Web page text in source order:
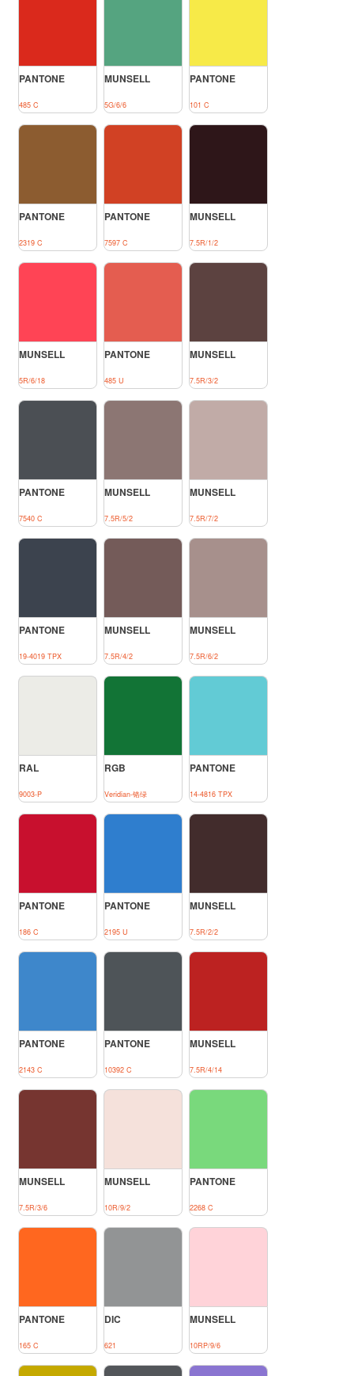
PANTONE
485 C
MUNSELL
5G/6/6
PANTONE
101 C
PANTONE
2319 C
PANTONE
7597 C
MUNSELL
7.5R/1/2
MUNSELL
5R/6/18
PANTONE
485 U
MUNSELL
7.5R/3/2
PANTONE
7540 C
MUNSELL
7.5R/5/2
MUNSELL
7.5R/7/2
PANTONE
19-4019 TPX
MUNSELL
7.5R/4/2
MUNSELL
7.5R/6/2
RAL
9003-P
RGB
Veridian-铬绿
PANTONE
14-4816 TPX
PANTONE
186 C
PANTONE
2195 U
MUNSELL
7.5R/2/2
PANTONE
2143 C
PANTONE
10392 C
MUNSELL
7.5R/4/14
MUNSELL
7.5R/3/6
MUNSELL
10R/9/2
PANTONE
2268 C
PANTONE
165 C
DIC
621
MUNSELL
10RP/9/6